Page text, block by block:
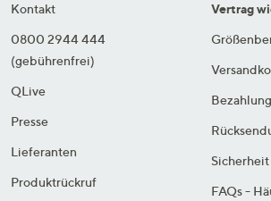
Kontakt
0800 2944 444
(gebührenfrei)
QLive
Presse
Lieferanten
Produktrückruf
Vertrag
Bezahlung
Sicherheit
FAQs -